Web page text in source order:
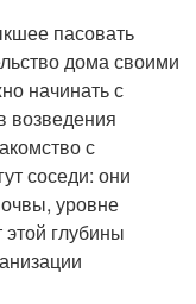
пасовать
дома своими
начинать с
возведения
с
соседи: они
уровне
глубины